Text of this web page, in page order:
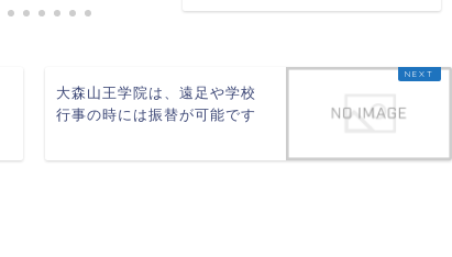
大森山王学院は、遠足や学校
行事の時には振替が可能です